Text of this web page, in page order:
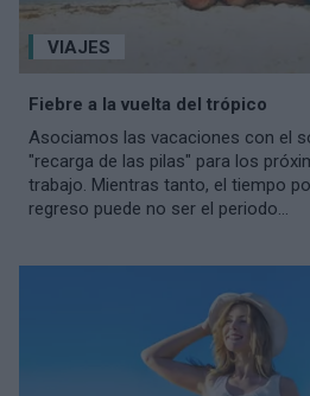
VIAJES
Fiebre a la vuelta del trópico
Asociamos las vacaciones con el
"recarga de las pilas" para los
trabajo. Mientras tanto, el tiempo
regreso puede no ser el periodo...